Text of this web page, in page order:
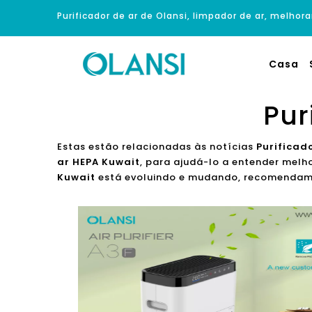
Purificador de ar de Olansi, limpador de ar,
Casa
Estas estão relacionadas às notícias
ar HEPA Kuwait, para ajudá-lo a entender
Kuwait está evoluindo e mudando,